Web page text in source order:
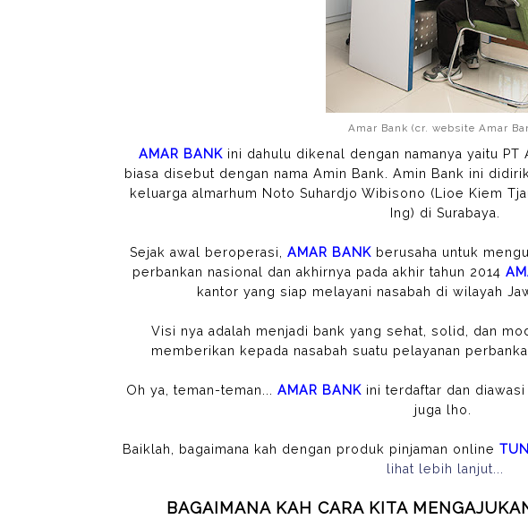
Amar Bank (cr. website Amar
AMAR BANK ini dahulu dikenal dengan namanya yaitu PT
biasa disebut dengan nama Amin Bank. Amin Bank ini
keluarga almarhum Noto Suhardjo Wibisono (Lioe Kiem
Ing) di Surabaya.
Sejak awal beroperasi, AMAR BANK berusaha untuk
perbankan nasional dan akhirnya pada akhir tahun 2014
kantor yang siap melayani nasabah di wilayah
Visi nya adalah menjadi bank yang sehat, solid, dan
memberikan kepada nasabah suatu pelayanan
Oh ya, teman-teman... AMAR BANK ini terdaftar dan
juga lho.
Baiklah, bagaimana kah dengan produk pinjaman online
lihat lebih lanjut...
BAGAIMANA KAH CARA KITA